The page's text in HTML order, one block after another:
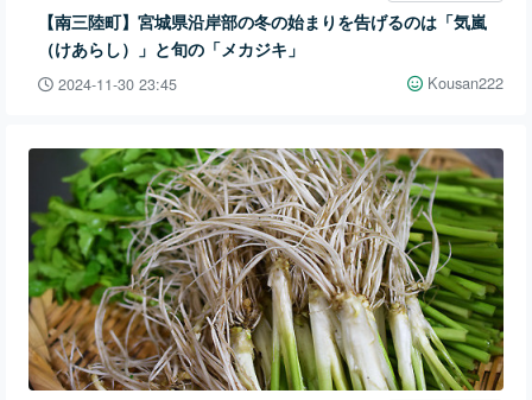
【南三陸町】宮城県沿岸部の冬の始まりを告げるのは「気嵐
（けあらし）」と旬の「メカジキ」
2024-11-30 23:45 Kousan222